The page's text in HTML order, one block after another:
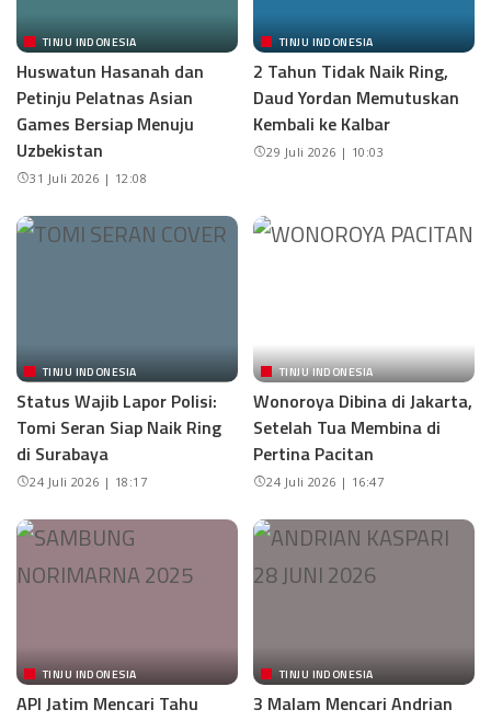
TINJU INDONESIA
Huswatun Hasanah dan
Petinju Pelatnas Asian
Games Bersiap Menuju
Uzbekistan
31 Juli 2026 | 12:08
TINJU INDONESIA
2 Tahun Tidak Naik Ring,
Daud Yordan Memutuskan
Kembali ke Kalbar
29 Juli 2026 | 10:03
TINJU INDONESIA
Status Wajib Lapor Polisi:
Tomi Seran Siap Naik Ring
di Surabaya
24 Juli 2026 | 18:17
TINJU INDONESIA
Wonoroya Dibina di Jakarta,
Setelah Tua Membina di
Pertina Pacitan
24 Juli 2026 | 16:47
TINJU INDONESIA
API Jatim Mencari Tahu
TINJU INDONESIA
3 Malam Mencari Andrian